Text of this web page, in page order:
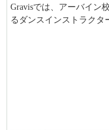
※ VISAサポート希望者
Gravisでは、アーバイン
るダンスインストラクタ